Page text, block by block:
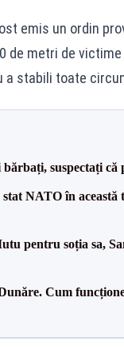
emis un ordin
de metri de
stabili toate
suspectați că
NATO în această
pentru soția sa,
Cum